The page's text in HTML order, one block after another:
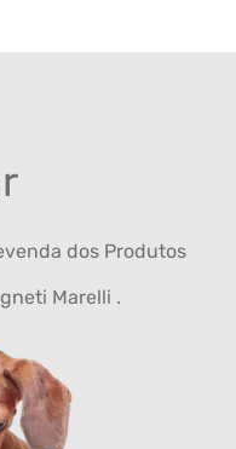
dos Produtos
Marelli .